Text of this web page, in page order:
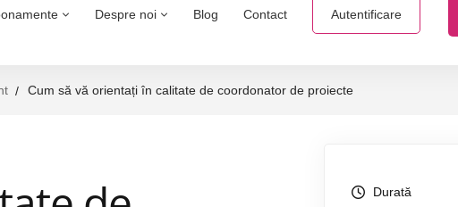
Despre noi Blog Contact Autentificare
Cum să vă orientați în calitate de coordonator de proiecte
Durată